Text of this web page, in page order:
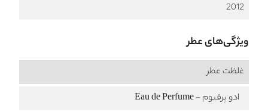
2012
ویژگی‌های عطر
غلظت عطر
ادو پرفیوم - Eau de Perfume